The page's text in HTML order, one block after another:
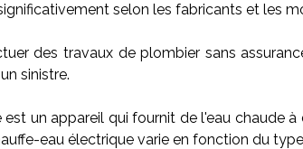
selon les fabricants et les
des travaux de plombier sans
sinistre.
est un appareil qui fournit de l'eau chaude
eau électrique varie en fonction du